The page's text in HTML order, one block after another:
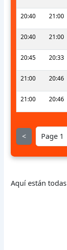
20:40 21:00
20:40 21:00
20:45 20:33
21:00 20:46
21:00 20:46
<
Aquí están